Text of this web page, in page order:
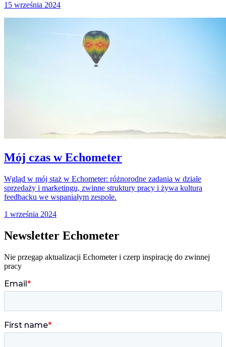
15 września 2024
Mój czas w Echometer
Wgląd w mój staż w Echometer: różnorodne zadania w dziale
sprzedaży i marketingu, zwinne struktury pracy i żywa kultura
feedbacku we wspaniałym zespole.
1 września 2024
Newsletter Echometer
Nie przegap aktualizacji Echometer i czerp inspirację do zwinnej
pracy